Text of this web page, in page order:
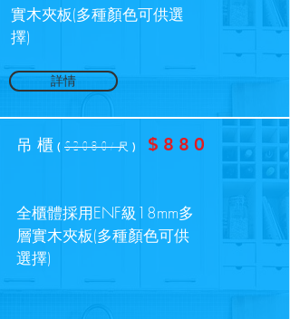
實木夾板(多種顏色可供選
擇)
詳情
吊櫃 ($2080/尺 ) $880
全櫃體採用ENF級18mm多
層實木夾板(多種顏色可供
選擇)